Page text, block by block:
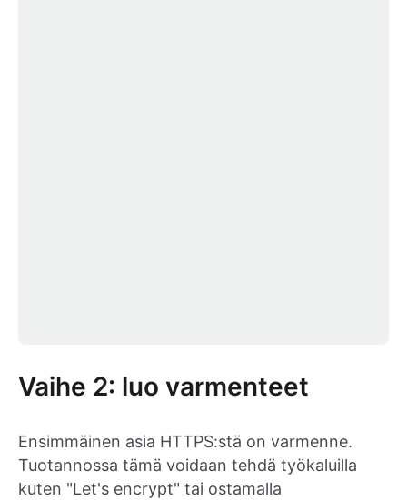
Vaihe 2: luo varmenteet
Ensimmäinen asia HTTPS:stä on varmenne.
Tuotannossa tämä voidaan tehdä työkaluilla
kuten "Let's encrypt" tai ostamalla